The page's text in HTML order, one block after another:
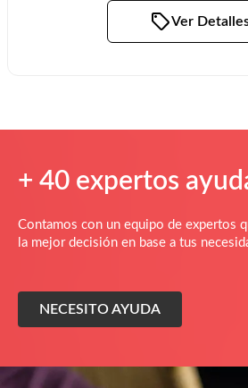
Ver
+ 40 expertos
Contamos con un equipo de expertos
la mejor decisión en base a tus
NECESITO AYUDA